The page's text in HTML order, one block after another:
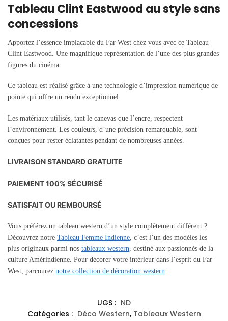
Tableau Clint Eastwood au style sans
concessions
Apportez l’essence implacable du Far West chez vous avec ce Tableau
Clint Eastwood. Une magnifique représentation de l’une des plus grandes
figures du cinéma.
Ce tableau est réalisé grâce à une technologie d’impression numérique de
pointe qui offre un rendu exceptionnel.
Les matériaux utilisés, tant le canevas que l’encre, respectent
l’environnement. Les couleurs, d’une précision remarquable, sont
conçues pour rester éclatantes pendant de nombreuses années.
LIVRAISON STANDARD GRATUITE
PAIEMENT 100% SÉCURISÉ
SATISFAIT OU REMBOURSÉ
Vous préférez un tableau western d’un style complètement différent ?
Découvrez notre Tableau Femme Indienne, c’est l’un des modèles les
plus originaux parmi nos tableaux western, destiné aux passionnés de la
culture Amérindienne. Pour décorer votre intérieur dans l’esprit du Far
West, parcourez notre collection de décoration western.
UGS : ND
Catégories : Déco Western, Tableaux Western